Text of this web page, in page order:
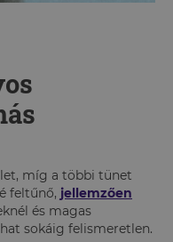
míg a többi tünet
feltűnő, jellemzően
és magas
sokáig felismeretlen.